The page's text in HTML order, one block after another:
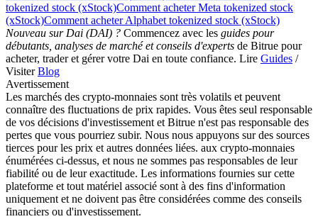
Télécharger
l'application Bitrue
Français
tokenized stock (xStock)Comment acheter Meta tokenized stock
(xStock)Comment acheter Alphabet tokenized stock (xStock)
Nouveau sur Dai (DAI) ? Commencez avec les guides pour
débutants, analyses de marché et conseils d'experts de Bitrue pour
acheter, trader et gérer votre Dai en toute confiance. Lire Guides /
VisiterBlog
Avertissement
Les marchés des crypto-monnaies sont très volatils et peuvent
connaître des fluctuations de prix rapides. Vous êtes seul responsable
de vos décisions d'investissement et Bitrue n'est pas responsable des
pertes que vous pourriez subir. Nous nous appuyons sur des sources
tierces pour les prix et autres données liées. aux crypto-monnaies
énumérées ci-dessus, et nous ne sommes pas responsables de leur
fiabilité ou de leur exactitude. Les informations fournies sur cette
plateforme et tout matériel associé sont à des fins d'information
uniquement et ne doivent pas être considérées comme des conseils
financiers ou d'investissement.